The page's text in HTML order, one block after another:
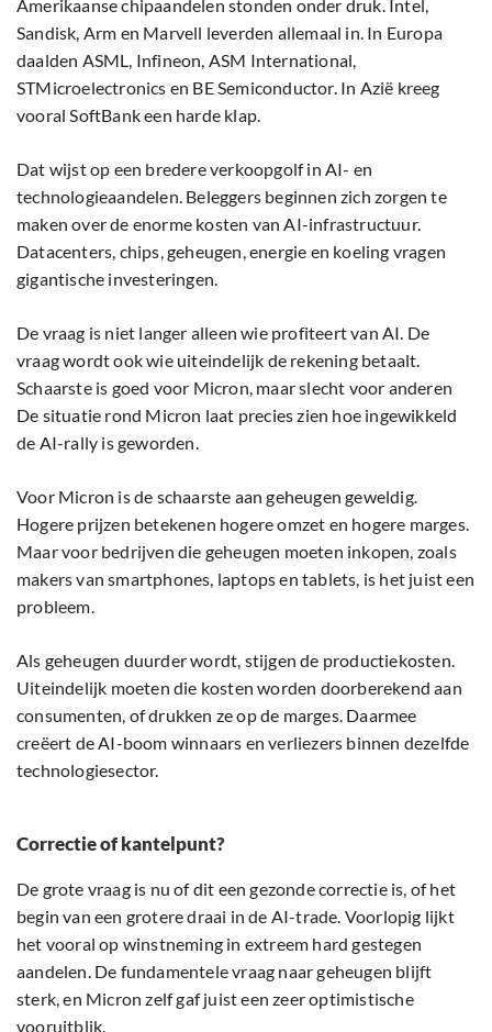
Amerikaanse chipaandelen stonden onder druk. Intel,
Sandisk, Arm en Marvell leverden allemaal in. In Europa
daalden ASML, Infineon, ASM International,
STMicroelectronics en BE Semiconductor. In Azië kreeg
vooral SoftBank een harde klap.
Dat wijst op een bredere verkoopgolf in AI- en
technologieaandelen. Beleggers beginnen zich zorgen te
maken over de enorme kosten van AI-infrastructuur.
Datacenters, chips, geheugen, energie en koeling vragen
gigantische investeringen.
De vraag is niet langer alleen wie profiteert van AI. De
vraag wordt ook wie uiteindelijk de rekening betaalt.
Schaarste is goed voor Micron, maar slecht voor anderen
De situatie rond Micron laat precies zien hoe ingewikkeld
de AI-rally is geworden.
Voor Micron is de schaarste aan geheugen geweldig.
Hogere prijzen betekenen hogere omzet en hogere marges.
Maar voor bedrijven die geheugen moeten inkopen, zoals
makers van smartphones, laptops en tablets, is het juist een
probleem.
Als geheugen duurder wordt, stijgen de productiekosten.
Uiteindelijk moeten die kosten worden doorberekend aan
consumenten, of drukken ze op de marges. Daarmee
creëert de AI-boom winnaars en verliezers binnen dezelfde
technologiesector.
Correctie of kantelpunt?
De grote vraag is nu of dit een gezonde correctie is, of het
begin van een grotere draai in de AI-trade. Voorlopig lijkt
het vooral op winstneming in extreem hard gestegen
aandelen. De fundamentele vraag naar geheugen blijft
sterk, en Micron zelf gaf juist een zeer optimistische
vooruitblik.